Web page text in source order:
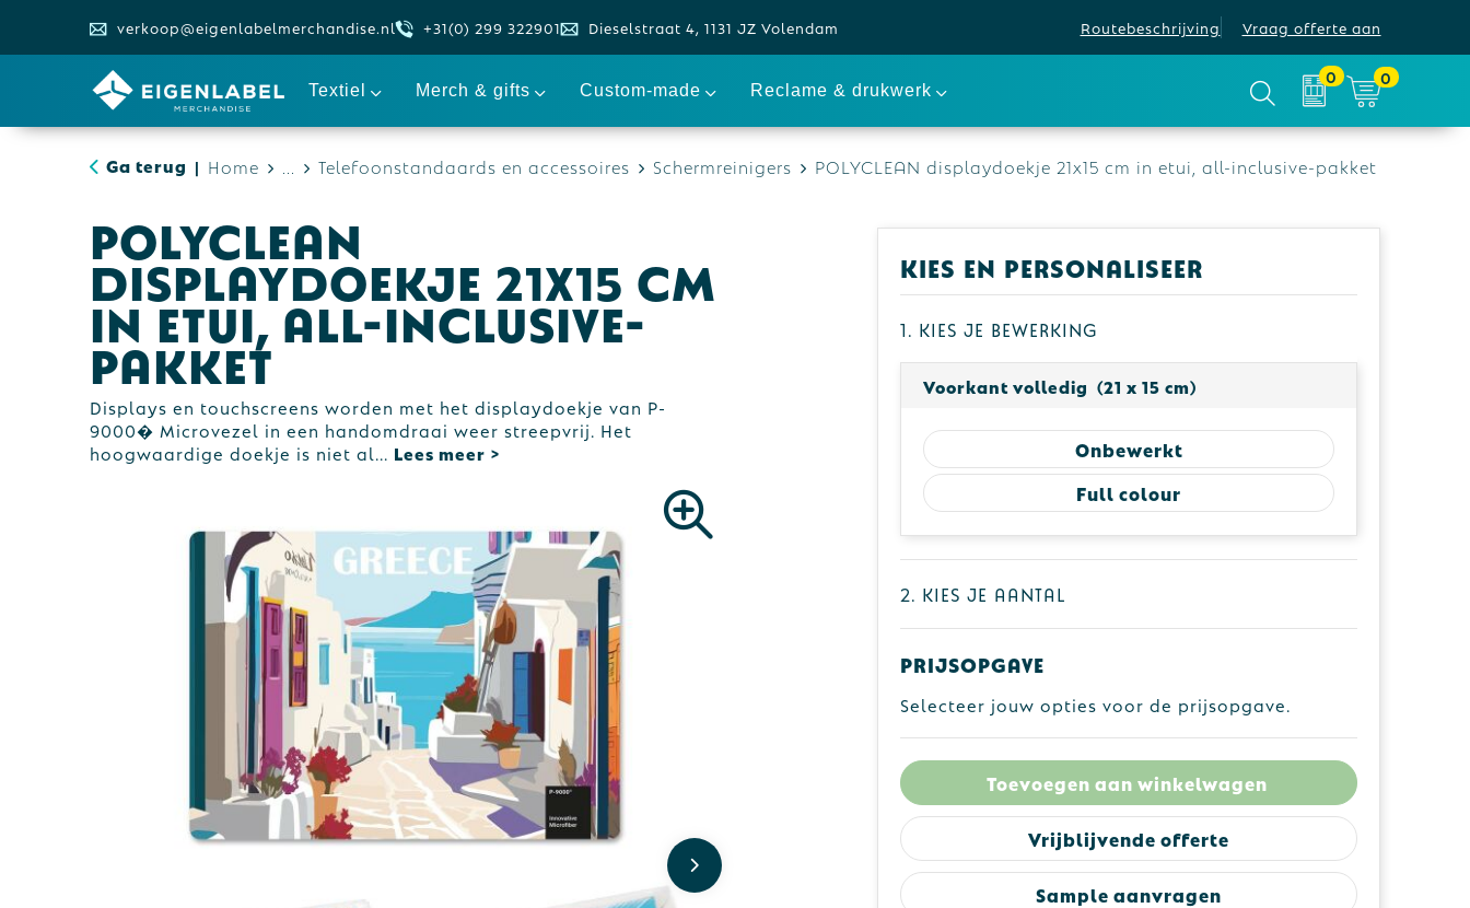
verkoop@eigenlabelmerchandise.nl +31(0) 299 322901 Dieselstraat 4, 1131 JZ Volendam Routebeschrijving Vraag offerte aan
Textiel Merch & gifts Custom-made Reclame & drukwerk
0 0
Ga terug | Home Telefoonstandaards en accessoires Schermreinigers POLYCLEAN displaydoekje 21x15 cm in etui, all-inclusive-pakket
POLYCLEAN
displaydoekje 21x15 cm
in etui, all-inclusive-
pakket
Displays en touchscreens worden met het displaydoekje van P-
9000� Microvezel in een handomdraai weer streepvrij. Het
hoogwaardige doekje is niet al
Kies en personaliseer
1. Kies je bewerking
Voorkant volledig (21 x 15 cm)
Onbewerkt
Full colour
2. Kies je aantal
Prijsopgave
Selecteer jouw opties voor de prijsopgave.
Toevoegen aan winkelwagen
Vrijblijvende offerte
Sample aanvragen